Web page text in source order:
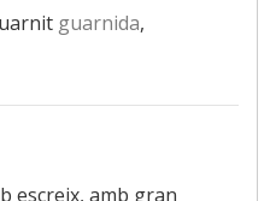
guarnida,
escreix, amb gran